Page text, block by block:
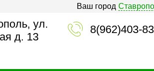
Ваш город
ул.
д. 13
8(962)403-